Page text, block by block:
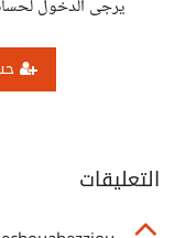
يرجى الدخول
التعليقات